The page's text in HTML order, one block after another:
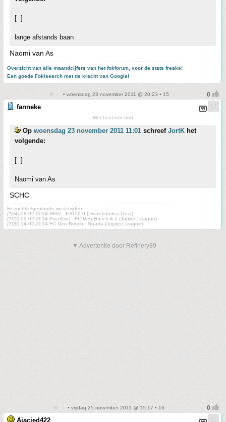
[..]
lange afstands baan
Naomi van As
Overzicht van alle maandcijfers van het fokforum, voor de stats freaks!
Een goede Fok!search met de kracht van Google!
• woensdag 23 november 2011 @ 20:23 • 15
fanneke
Met heel m'n hart
Op woensdag 23 november 2011 11:01 schreef JortK het
volgende:
[..]
Naomi van As
SCHC
Bezochte-/geplande wedstrijden:
(104) 08-02-2014 WSV - ESC 2-0 (Districtsbeker Oost)
(105) 09-02-2014 Excelsior - FC Den Bosch 4-1 (Jupiler League)
(106) 14-02-2014 FC Den Bosch - Sparta (Jupiler League)
▼ Advertentie door Refinery89
• vrijdag 25 november 2011 @ 15:17 • 16
Ajacied422